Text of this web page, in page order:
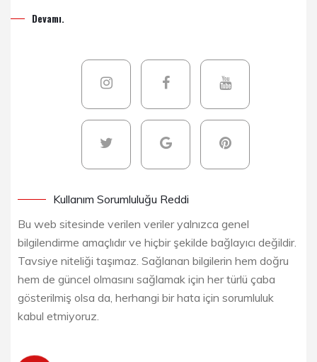
Devamı.
Kullanım Sorumluluğu Reddi
Bu web sitesinde verilen veriler yalnızca genel
bilgilendirme amaçlıdır ve hiçbir şekilde bağlayıcı değildir.
Tavsiye niteliği taşımaz. Sağlanan bilgilerin hem doğru
hem de güncel olmasını sağlamak için her türlü çaba
gösterilmiş olsa da, herhangi bir hata için sorumluluk
kabul etmiyoruz.